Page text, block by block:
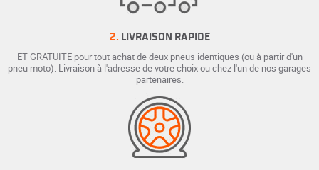
2. LIVRAISON RAPIDE
ET GRATUITE pour tout achat de deux pneus identiques (ou à partir d'un
pneu moto). Livraison à l'adresse de votre choix ou chez l'un de nos garages
partenaires.